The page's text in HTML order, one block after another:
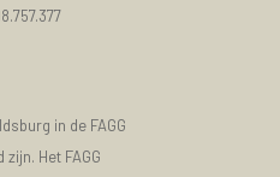
in de FAGG
Het FAGG